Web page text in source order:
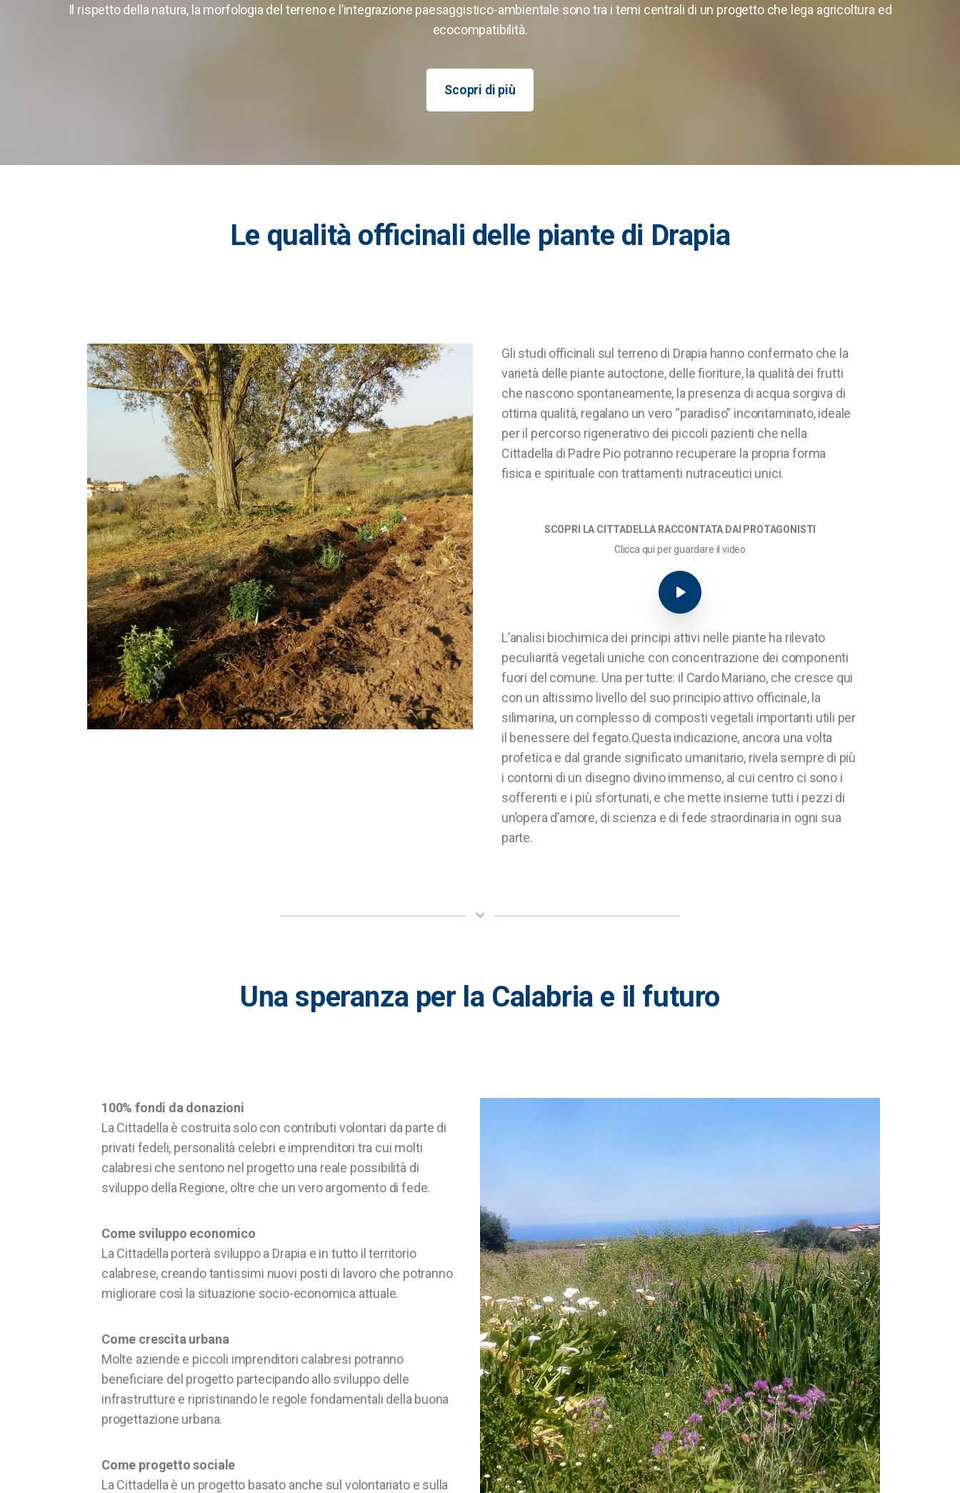
Il rispetto della natura, la morfologia del terreno e l’integrazione paesaggistico-ambientale sono tra i temi centrali di un progetto che lega agricoltura ed
ecocompatibilità.
Scopri di più
Le qualità officinali delle piante di Drapia
Gli studi officinali sul terreno di Drapia hanno confermato che la
varietà delle piante autoctone, delle fioriture, la qualità dei frutti
che nascono spontaneamente, la presenza di acqua sorgiva di
ottima qualità, regalano un vero “paradiso” incontaminato, ideale
per il percorso rigenerativo dei piccoli pazienti che nella
Cittadella di Padre Pio potranno recuperare la propria forma
fisica e spirituale con trattamenti nutraceutici unici.
SCOPRI LA CITTADELLA RACCONTATA DAI PROTAGONISTI
Clicca qui per guardare il video
L’analisi biochimica dei principi attivi nelle piante ha rilevato
peculiarità vegetali uniche con concentrazione dei componenti
fuori del comune. Una per tutte: il Cardo Mariano, che cresce qui
con un altissimo livello del suo principio attivo officinale, la
silimarina, un complesso di composti vegetali importanti utili per
il benessere del fegato.Questa indicazione, ancora una volta
profetica e dal grande significato umanitario, rivela sempre di più
i contorni di un disegno divino immenso, al cui centro ci sono i
sofferenti e i più sfortunati, e che mette insieme tutti i pezzi di
un’opera d’amore, di scienza e di fede straordinaria in ogni sua
parte.
Una speranza per la Calabria e il futuro
100% fondi da donazioni
La Cittadella è costruita solo con contributi volontari da parte di
privati fedeli, personalità celebri e imprenditori tra cui molti
calabresi che sentono nel progetto una reale possibilità di
sviluppo della Regione, oltre che un vero argomento di fede.
Come sviluppo economico
La Cittadella porterà sviluppo a Drapia e in tutto il territorio
calabrese, creando tantissimi nuovi posti di lavoro che potranno
migliorare così la situazione socio-economica attuale.
Come crescita urbana
Molte aziende e piccoli imprenditori calabresi potranno
beneficiare del progetto partecipando allo sviluppo delle
infrastrutture e ripristinando le regole fondamentali della buona
progettazione urbana.
Come progetto sociale
La Cittadella è un progetto basato anche sul volontariato e sulla